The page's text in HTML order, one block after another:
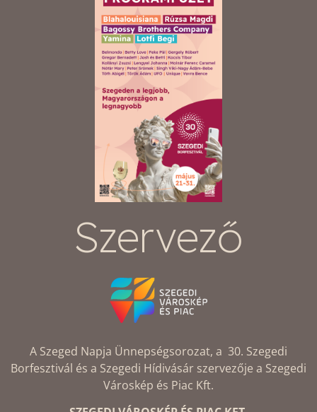
Szervező
A Szeged Napja Ünnepségsorozat, a 30. Szegedi
Borfesztivál és a Szegedi Hídivásár szervezője a Szegedi
Városkép és Piac Kft.